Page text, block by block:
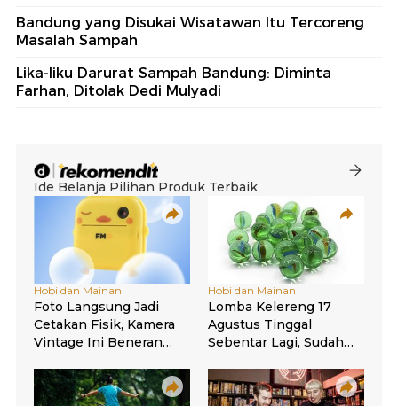
Bandung yang Disukai Wisatawan Itu Tercoreng
Masalah Sampah
Lika-liku Darurat Sampah Bandung: Diminta
Farhan, Ditolak Dedi Mulyadi